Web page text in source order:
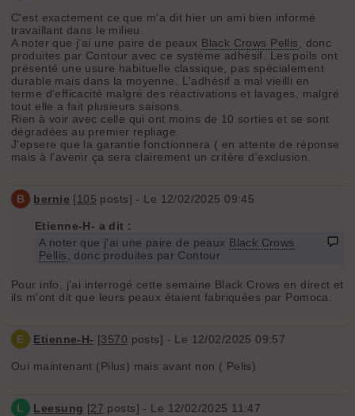
C'est exactement ce que m'a dit hier un ami bien informé
travaillant dans le milieu.
A noter que j'ai une paire de peaux Black Crows Pellis
, donc
produites par Contour avec ce système adhésif. Les poils ont
présenté une usure habituelle classique, pas spécialement
durable mais dans la moyenne. L'adhésif a mal vieilli en
terme d'efficacité malgré des réactivations et lavages, malgré
tout elle a fait plusieurs saisons.
Rien à voir avec celle qui ont moins de 10 sorties et se sont
dégradées au premier repliage.
J'epsere que la garantie fonctionnera ( en attente de réponse
mais à l'avenir ça sera clairement un critère d'exclusion.
B bernie [105 posts] - Le 12/02/2025 09:45
Etienne-H- a dit :
A noter que j'ai une paire de peaux Black Crows
Pellis , donc produites par Contour
Pour info, j'ai interrogé cette semaine Black Crows en direct et
ils m'ont dit que leurs peaux étaient fabriquées par Pomoca.
E Etienne-H- [3570 posts] - Le 12/02/2025 09:57
Oui maintenant (Pilus) mais avant non ( Pelis)
L Leesung [27 posts] - Le 12/02/2025 11:47